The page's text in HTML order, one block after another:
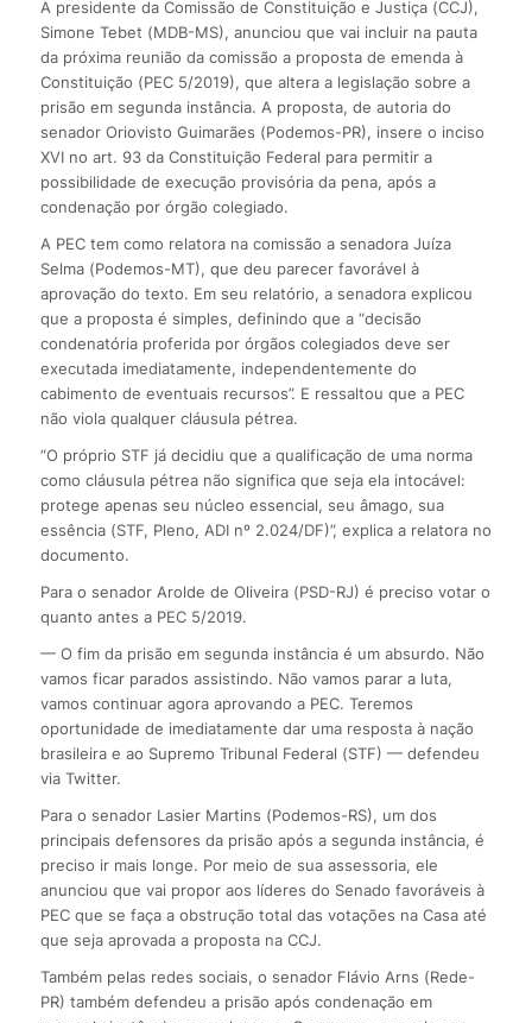
A presidente da Comissão de Constituição e Justiça (CCJ),
Simone Tebet (MDB-MS), anunciou que vai incluir na pauta
da próxima reunião da comissão a proposta de emenda à
Constituição (PEC 5/2019), que altera a legislação sobre a
prisão em segunda instância. A proposta, de autoria do
senador Oriovisto Guimarães (Podemos-PR), insere o inciso
XVI no art. 93 da Constituição Federal para permitir a
possibilidade de execução provisória da pena, após a
condenação por órgão colegiado.
A PEC tem como relatora na comissão a senadora Juíza
Selma (Podemos-MT), que deu parecer favorável à
aprovação do texto. Em seu relatório, a senadora explicou
que a proposta é simples, definindo que a “decisão
condenatória proferida por órgãos colegiados deve ser
executada imediatamente, independentemente do
cabimento de eventuais recursos”. E ressaltou que a PEC
não viola qualquer cláusula pétrea.
“O próprio STF já decidiu que a qualificação de uma norma
como cláusula pétrea não significa que seja ela intocável:
protege apenas seu núcleo essencial, seu âmago, sua
essência (STF, Pleno, ADI nº 2.024/DF)”, explica a relatora no
documento.
Para o senador Arolde de Oliveira (PSD-RJ) é preciso votar o
quanto antes a PEC 5/2019.
— O fim da prisão em segunda instância é um absurdo. Não
vamos ficar parados assistindo. Não vamos parar a luta,
vamos continuar agora aprovando a PEC. Teremos
oportunidade de imediatamente dar uma resposta à nação
brasileira e ao Supremo Tribunal Federal (STF) — defendeu
via Twitter.
Para o senador Lasier Martins (Podemos-RS), um dos
principais defensores da prisão após a segunda instância, é
preciso ir mais longe. Por meio de sua assessoria, ele
anunciou que vai propor aos líderes do Senado favoráveis à
PEC que se faça a obstrução total das votações na Casa até
que seja aprovada a proposta na CCJ.
Também pelas redes sociais, o senador Flávio Arns (Rede-
PR) também defendeu a prisão após condenação em